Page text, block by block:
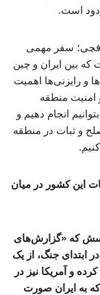
است.
سفر مهمی
بین ایران و چین
و رایزنی‌ها اهمیت
امنیت منطقه
انجام دهیم و
و ثبات در منطقه
این کشور در میان
که «گزارش‌های
ابتدای جنگ، از یک
و آمریکا نیز در
که به ایران صورت